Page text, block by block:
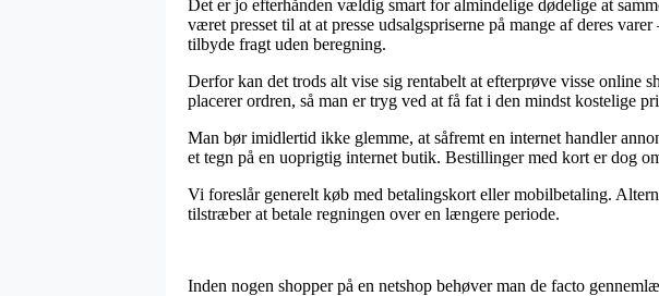
Det er jo efterhånden vældig smart for almindelige dødelige at
været presset til at at presse udsalgspriserne på mange af deres
tilbyde fragt uden beregning.
Derfor kan det trods alt vise sig rentabelt at efterprøve visse online
placerer ordren, så man er tryg ved at få fat i den mindst kostelige
Man bør imidlertid ikke glemme, at såfremt en internet handler
et tegn på en uoprigtig internet butik. Bestillinger med kort er dog
Vi foreslår generelt køb med betalingskort eller mobilbetaling.
tilstræber at betale regningen over en længere periode.
Inden nogen shopper på en netshop behøver man de facto